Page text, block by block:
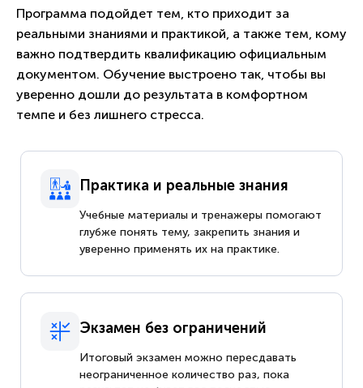
Программа подойдет тем, кто приходит за
реальными знаниями и практикой, а также тем, кому
важно подтвердить квалификацию официальным
документом. Обучение выстроено так, чтобы вы
уверенно дошли до результата в комфортном
темпе и без лишнего стресса.
Практика и реальные знания
Учебные материалы и тренажеры помогают
глубже понять тему, закрепить знания и
уверенно применять их на практике.
Экзамен без ограничений
Итоговый экзамен можно пересдавать
неограниченное количество раз, пока